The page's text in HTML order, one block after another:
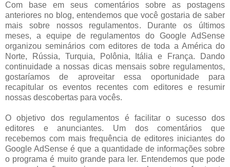
Com base em seus comentários sobre as postagens
anteriores no blog, entendemos que você gostaria de saber
mais sobre nossos regulamentos. Durante os últimos
meses, a equipe de regulamentos do Google AdSense
organizou seminários com editores de toda a América do
Norte, Rússia, Turquia, Polônia, Itália e França. Dando
continuidade a nossas dicas mensais sobre regulamentos,
gostaríamos de aproveitar essa oportunidade para
recapitular os eventos recentes com editores e resumir
nossas descobertas para vocês.
O objetivo dos regulamentos é facilitar o sucesso dos
editores e anunciantes. Um dos comentários que
recebemos com mais frequência de editores iniciantes do
Google AdSense é que a quantidade de informações sobre
o programa é muito grande para ler. Entendemos que pode